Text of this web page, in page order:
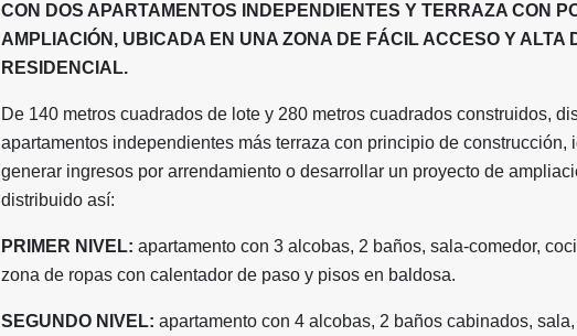
CON DOS APARTAMENTOS INDEPENDIENTES Y TERRAZA CON
AMPLIACIÓN, UBICADA EN UNA ZONA DE FÁCIL ACCESO Y ALTA
RESIDENCIAL.
De 140 metros cuadrados de lote y 280 metros cuadrados construidos,
apartamentos independientes más terraza con principio de construcción,
generar ingresos por arrendamiento o desarrollar un proyecto de
distribuido así:
PRIMER NIVEL: apartamento con 3 alcobas, 2 baños, sala-comedor,
zona de ropas con calentador de paso y pisos en baldosa.
SEGUNDO NIVEL: apartamento con 4 alcobas, 2 baños cabinados,